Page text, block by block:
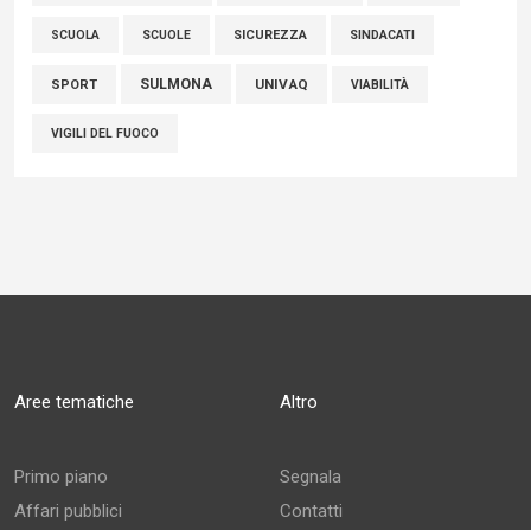
SCUOLA SCUOLE SICUREZZA SINDACATI
SPORT SULMONA UNIVAQ VIABILITÀ
VIGILI DEL FUOCO
Aree tematiche
Primo piano
Affari pubblici
Altro
Segnala
Contatti